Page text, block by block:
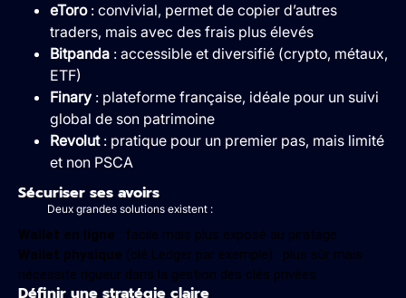
eToro: convivial, permet de copier d’autres
traders, mais avec des frais plus élevés
Bitpanda : accessible et diversifié (crypto, métaux,
ETF)
Finary : plateforme française, idéale pour un suivi
global de son patrimoine
Revolut: pratique pour un premier pas, mais limité
et non PSCA
Sécuriser ses avoirs
Deux grandes solutions existent :
Wallet en ligne : facile mais plus exposé au piratage
Wallet physique (clé Ledger par exemple) : plus sûr mais
nécessite rigueur dans la gestion des clés privées